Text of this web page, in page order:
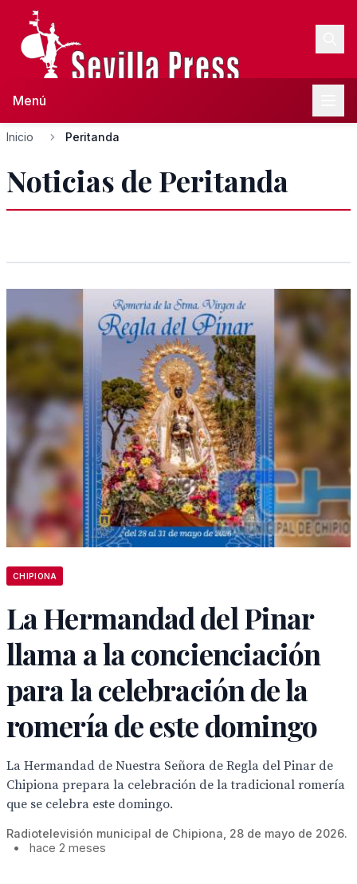
Menú
Inicio Peritanda
Noticias de Peritanda
CHIPIONA
La Hermandad del Pinar
llama a la concienciación
para la celebración de la
romería de este domingo
La Hermandad de Nuestra Señora de Regla del Pinar de
Chipiona prepara la celebración de la tradicional romería
que se celebra este domingo.
Radiotelevisión municipal de Chipiona, 28 de mayo de 2026.
•
hace 2 meses